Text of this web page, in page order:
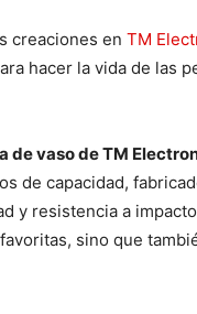
creaciones en TM
hacer la vida de las
de vaso de TM
de capacidad,
y resistencia a
sino que